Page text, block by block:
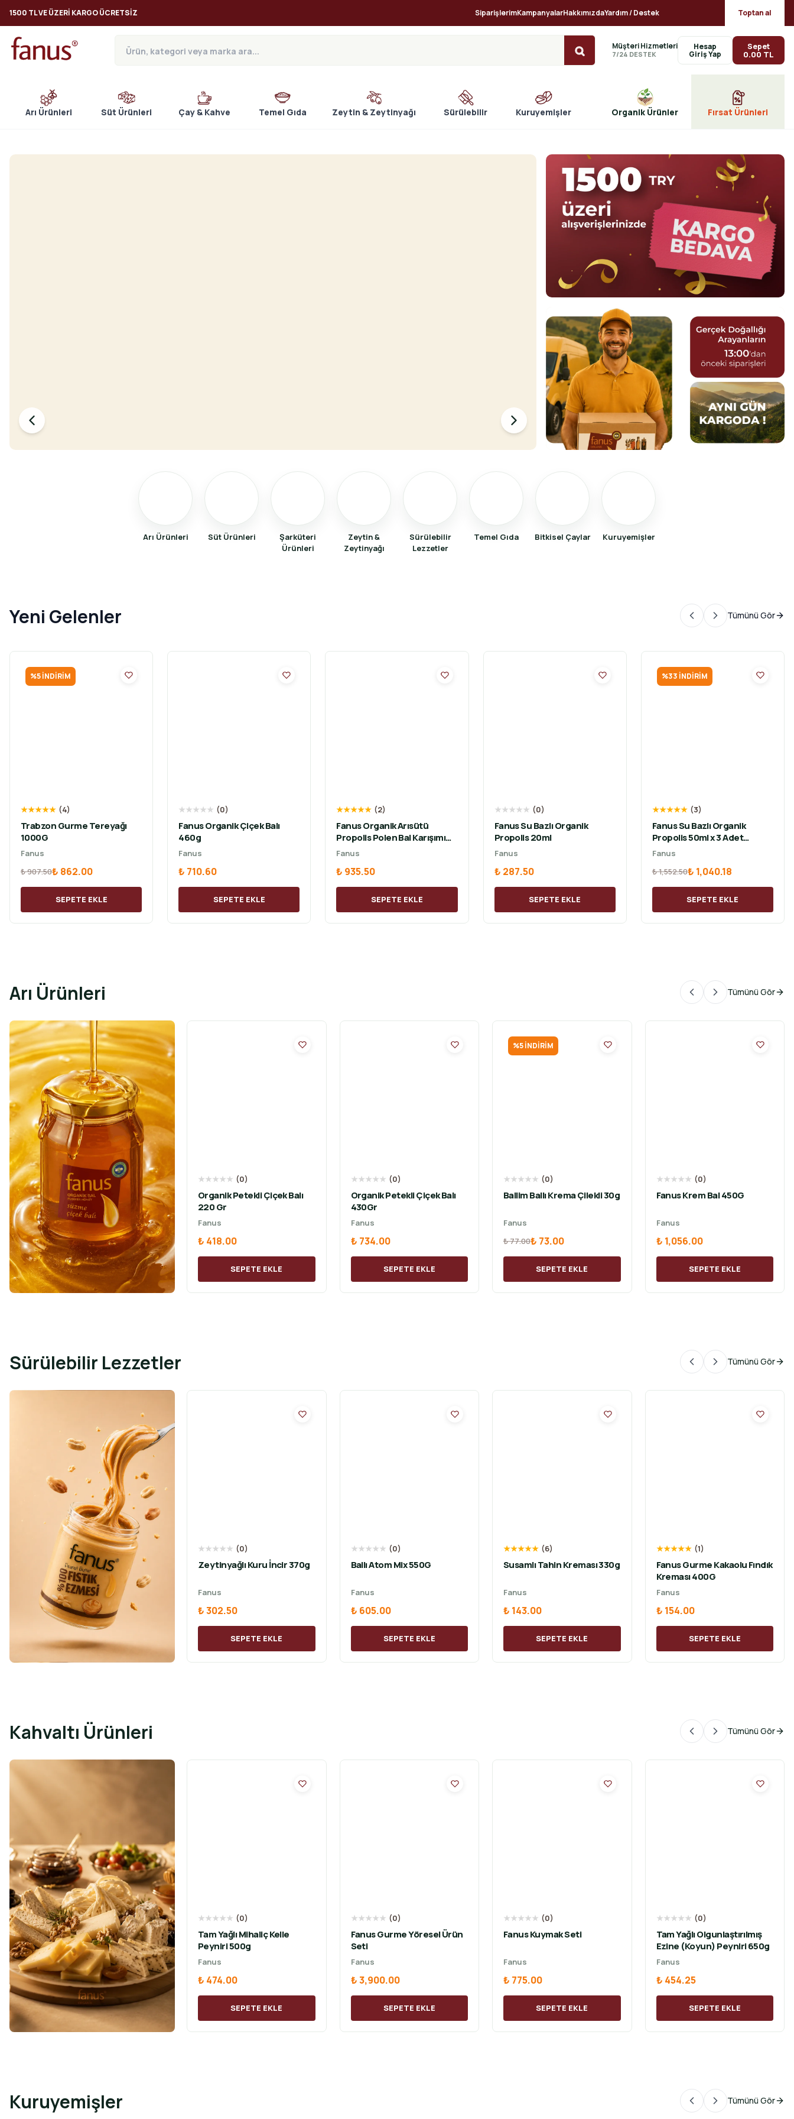
1500 TL VE ÜZERI KARGO ÜCRETSIZ SiparişlerimKampanyalarHakkımızdaYardım / Destek Toptan al
Müşteri Hizmetleri
7/24 DESTEK
Hesap Sepet
0.00 TL
Arı Ürünleri Süt Ürünleri Çay & Kahve Temel Gıda Zeytin & Zeytinyağı Sürülebilir Kuruyemişler Organik Ürünler Fırsat Ürünleri
Propolis Fanus Organik Arısütü Propolis Polen Bal Karışımı 230g
Arı Ürünleri Süt Ürünleri
Şarküteri
Ürünleri
Zeytin &
Zeytinyağı
Sürülebilir
Lezzetler
Temel Gıda Bitkisel Çaylar Kuruyemişler
Yeni Gelenler Tümünü Gör
%5İNDIRIM
★★★★★ (4)
Trabzon Gurme Tereyağı
1000G
Fanus
₺ 907.50₺ 862.00
SEPETE EKLE
★★★★★ (0)
Fanus Organik Çiçek Balı
460g
Fanus
₺ 710.60
SEPETE EKLE
★★★★★ (2)
Fanus Organik Arısütü
Propolis Polen Bal Karışımı
230g
Fanus
₺ 935.50
SEPETE EKLE
★★★★★ (0)
Fanus Su Bazlı Organik
Propolis 20ml
Fanus
₺ 287.50
SEPETE EKLE
%33 İNDIRIM
★★★★★ (3)
Fanus Su Bazlı Organik
Propolis 50ml x 3 Adet
Avantajlı Paket
Fanus
₺ 1,552.50₺ 1,040.18
SEPETE EKLE
Arı Ürünleri Tümünü Gör
★★★★★ (0)
Organik Petekli Çiçek Balı
220 Gr
Fanus
₺ 418.00
SEPETE EKLE
★★★★★ (0)
Organik Petekli Çiçek Balı
430Gr
Fanus
₺ 734.00
SEPETE EKLE
%5İNDIRIM
★★★★★ (0)
Ballim Ballı Krema Çilekli 30g
Fanus
₺ 77.00₺ 73.00
SEPETE EKLE
★★★★★ (0)
Fanus Krem Bal 450G
Fanus
₺ 1,056.00
SEPETE EKLE
Sürülebilir Lezzetler Tümünü Gör
★★★★★ (0)
Zeytinyağlı Kuru İncir 370g
Fanus
₺ 302.50
SEPETE EKLE
★★★★★ (0)
Ballı Atom Mix 550G
Fanus
₺ 605.00
SEPETE EKLE
★★★★★ (6)
Susamlı Tahin Kreması 330g
Fanus
₺ 143.00
SEPETE EKLE
★★★★★ (1)
Fanus Gurme Kakaolu Fındık
Kreması 400G
Fanus
₺ 154.00
SEPETE EKLE
Kahvaltı Ürünleri Tümünü Gör
★★★★★ (0)
Tam Yağlı Mihaliç Kelle
Peyniri 500g
Fanus
₺ 474.00
SEPETE EKLE
★★★★★ (0)
Fanus Gurme Yöresel Ürün
Seti
Fanus
₺ 3,900.00
SEPETE EKLE
★★★★★ (0)
Fanus Kuymak Seti
Fanus
₺ 775.00
SEPETE EKLE
★★★★★ (0)
Tam Yağlı Olgunlaştırılmış
Ezine (Koyun) Peyniri 650g
Fanus
₺ 454.25
SEPETE EKLE
Kuruyemişler Tümünü Gör